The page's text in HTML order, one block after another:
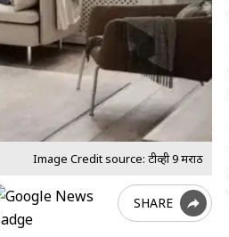
Image Credit source: टीव्ही 9 मराठी
SHARE